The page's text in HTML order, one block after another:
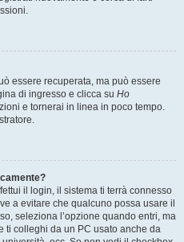
essere recuperata, ma può essere
di ingresso e clicca su Ho
e tornerai in linea in poco tempo.
il login, il sistema ti terrà connesso
a evitare che qualcuno possa usare il
seleziona l’opzione quando entri, ma
ti colleghi da un PC usato anche da